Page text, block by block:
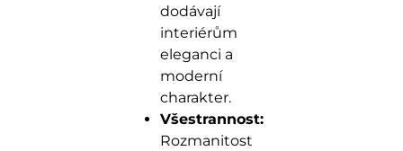
dodávají
interiérům
eleganci a
moderní
charakter.
Všestrannost:
Rozmanitost